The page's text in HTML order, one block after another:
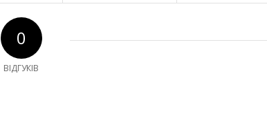
0
ВІДГУКІВ